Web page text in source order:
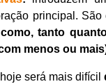
principal. São
tanto
menos ou
será mais difícil